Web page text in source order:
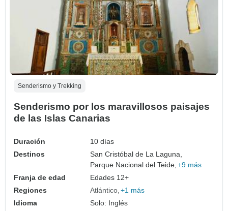
Senderismo y Trekking
Senderismo por los maravillosos paisajes
de las Islas Canarias
Duración
10 días
Destinos
San Cristóbal de La Laguna,
Parque Nacional del Teide, +9 más
Franja de edad
Edades 12+
Regiones
Atlántico +1 más
Idioma
Solo: Inglés